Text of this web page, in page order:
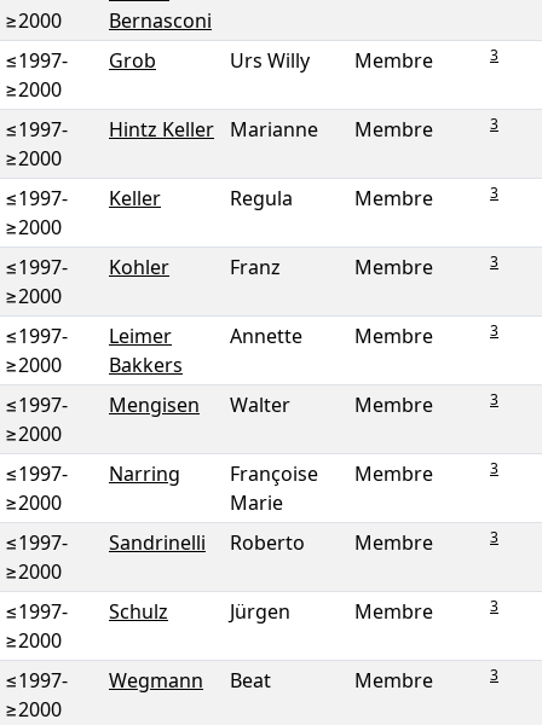
≥2000
Bernasconi
≤1997-
≥2000
Grob Urs Willy Membre 3
≤1997-
≥2000
Hintz Keller Marianne Membre 3
≤1997-
≥2000
Keller Regula Membre 3
≤1997-
≥2000
Kohler Franz Membre 3
≤1997-
≥2000
Leimer
Bakkers
Annette Membre 3
≤1997-
≥2000
Mengisen Walter Membre 3
≤1997-
≥2000
Narring
Françoise
Marie
Membre 3
≤1997-
≥2000
Sandrinelli Roberto Membre 3
≤1997-
≥2000
Schulz Jürgen Membre 3
≤1997-
≥2000
Wegmann Beat Membre 3